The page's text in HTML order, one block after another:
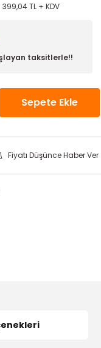
399,04 TL + KDV
taksitlerle!!
Sepete Ekle
Fiyatı Düşünce Haber Ver